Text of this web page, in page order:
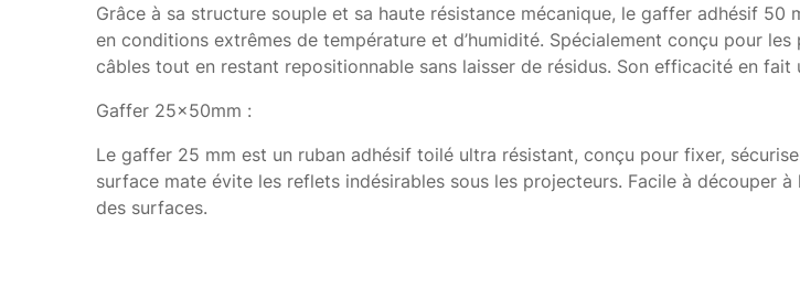
Grâce à sa structure souple et sa haute résistance mécanique, le gaffer adhésif
en conditions extrêmes de température et d’humidité. Spécialement conçu pour
câbles tout en restant repositionnable sans laisser de résidus. Son efficacité en fait
Gaffer 25x50mm :
Le gaffer 25 mm est un ruban adhésif toilé ultra résistant, conçu pour fixer,
surface mate évite les reflets indésirables sous les projecteurs. Facile à découper
des surfaces.